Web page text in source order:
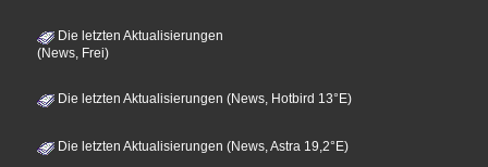
Die letzten Aktualisierungen
(News, Frei)
Die letzten Aktualisierungen (News, Hotbird 13°E)
Die letzten Aktualisierungen (News, Astra 19,2°E)